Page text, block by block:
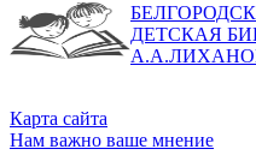
ДЕТСКАЯ
Карта сайта
Нам важно ваше мнение